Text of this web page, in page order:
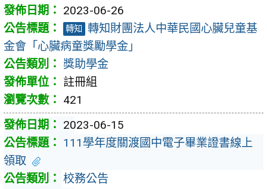
2023-06-26
轉知
轉知財團法人中華民國心臟兒童基
金會「心臟病童獎勵學金」
獎助學金
註冊組
421
2023-06-15
111學年度關渡國中電子畢業證書線上
領取
校務公告